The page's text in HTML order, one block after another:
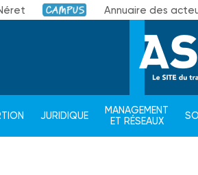
Campus Annuaire des
JURIDIQUE
MANAGEMENT
ET RÉSEAUX